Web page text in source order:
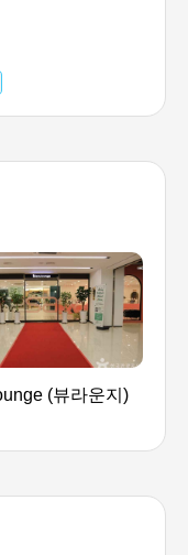
(뷰라운지)